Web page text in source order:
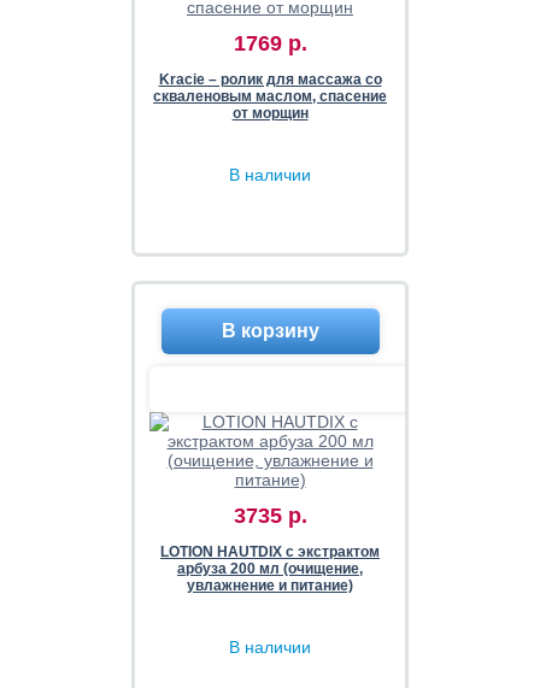
1769 р.
Kracie – ролик для массажа со
скваленовым маслом, спасение
от морщин
В наличии
3735 р.
LOTION HAUTDIX с экстрактом
арбуза 200 мл (очищение,
увлажнение и питание)
В наличии